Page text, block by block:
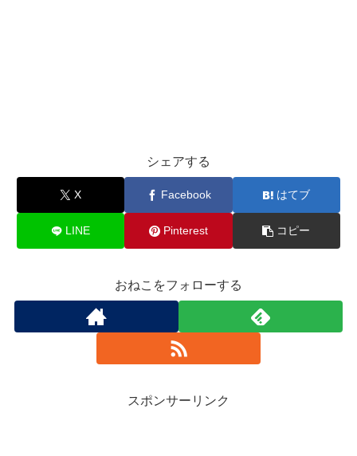
シェアする
X Facebook はてブ
LINE Pinterest コピー
おねこをフォローする
スポンサーリンク